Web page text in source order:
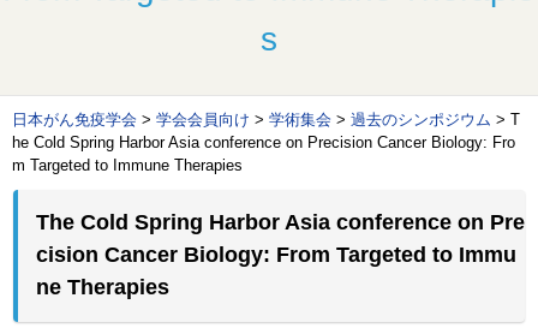
s
日本がん免疫学会 >学会会員向け >学術集会 >過去のシンポジウム >T
he Cold Spring Harbor Asia conference on Precision Cancer Biology: Fro
m Targeted to Immune Therapies
The Cold Spring Harbor Asia conference on Pre
cision Cancer Biology: From Targeted to Immu
ne Therapies